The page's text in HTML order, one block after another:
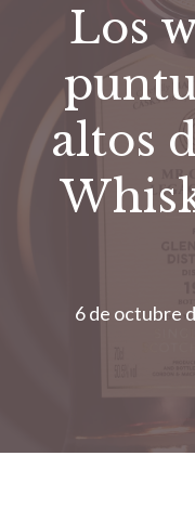
Los
altos
6 de octubre